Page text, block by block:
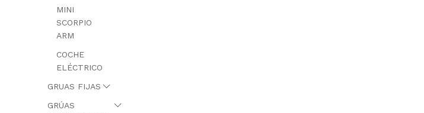
MINI
SCORPIO
ARM
COCHE
ELÉCTRICO
GRUAS FIJAS
GRÚAS